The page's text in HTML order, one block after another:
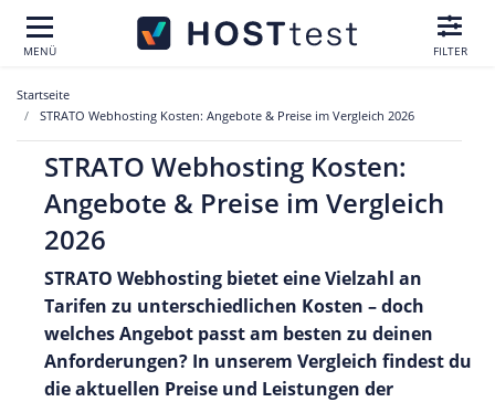
MENÜ FILTER
Startseite
STRATO Webhosting Kosten: Angebote & Preise im Vergleich 2026
STRATO Webhosting Kosten:
Angebote & Preise im Vergleich
2026
STRATO Webhosting bietet eine Vielzahl an
Tarifen zu unterschiedlichen Kosten – doch
welches Angebot passt am besten zu deinen
Anforderungen? In unserem Vergleich findest du
die aktuellen Preise und Leistungen der